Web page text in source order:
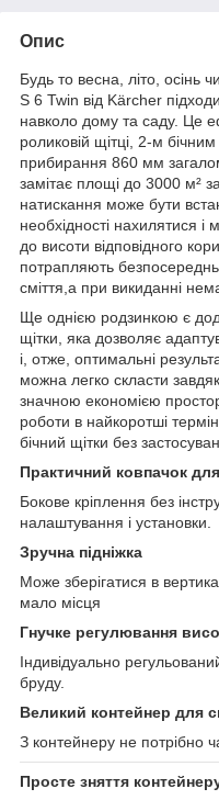
Опис
Будь то весна, літо, осінь
S 6 Twin від Kärcher
навколо дому та саду. Це
роликовій щітці, 2-м
прибирання 860 мм
замітає площі до 3000 м²
натискання може бути
необхідності нахилятися
до висоти відповідного
потрапляють
сміття,а при викиданні
Ще однією родзинкою є
щітки, яка дозволяє
і, отже, оптимальні
можна легко скласти
значною економією
роботи в найкоротші
бічний щітки без
Практичний ковпачок для
Бокове кріплення без
налаштування і установки.
Зручна підніжка
Може зберігатися в
мало місця
Гнучке регулювання
Індивідуально
бруду.
Великий контейнер для
З контейнеру не потрібно
Просте зняття